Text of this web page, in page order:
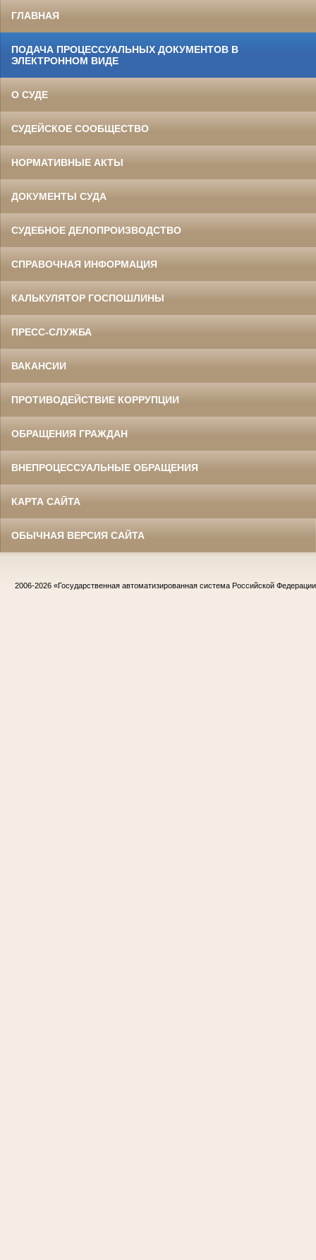
ГЛАВНАЯ
ПОДАЧА ПРОЦЕССУАЛЬНЫХ ДОКУМЕНТОВ В
ЭЛЕКТРОННОМ ВИДЕ
О СУДЕ
СУДЕЙСКОЕ СООБЩЕСТВО
НОРМАТИВНЫЕ АКТЫ
ДОКУМЕНТЫ СУДА
СУДЕБНОЕ ДЕЛОПРОИЗВОДСТВО
СПРАВОЧНАЯ ИНФОРМАЦИЯ
КАЛЬКУЛЯТОР ГОСПОШЛИНЫ
ПРЕСС-СЛУЖБА
ВАКАНСИИ
ПРОТИВОДЕЙСТВИЕ КОРРУПЦИИ
ОБРАЩЕНИЯ ГРАЖДАН
ВНЕПРОЦЕССУАЛЬНЫЕ ОБРАЩЕНИЯ
КАРТА САЙТА
ОБЫЧНАЯ ВЕРСИЯ САЙТА
2006-2026 «Государственная автоматизированная система Российской